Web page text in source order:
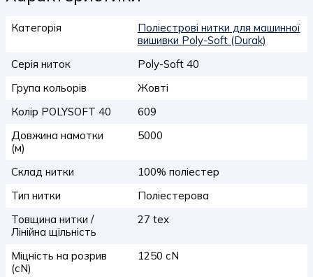
Категорія
Поліестрові нитки для машинної
вишивки Poly-Soft (Durak)
Серія ниток
Poly-Soft 40
Група кольорів
Жовті
Колір POLYSOFT 40
609
Довжина намотки
(м)
5000
Склад нитки
100% поліестер
Тип нитки
Поліестерова
Товщина нитки /
Лінійна щільність
27 tex
Міцність на розрив
(сN)
1250 сN